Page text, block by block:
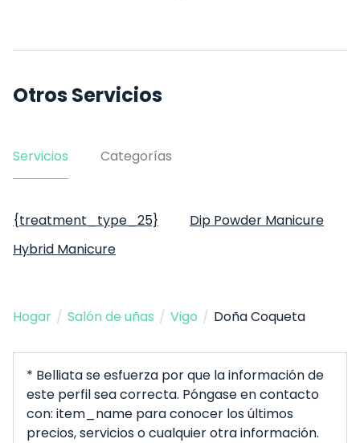
Otros Servicios
Servicios Categorías
{treatment_type_25}
Dip Powder Manicure
Hybrid Manicure
Hogar / Salón de uñas / Vigo / Doña Coqueta
* Belliata se esfuerza por que la información de
este perfil sea correcta. Póngase en contacto
con: item_name para conocer los últimos
precios, servicios o cualquier otra información.